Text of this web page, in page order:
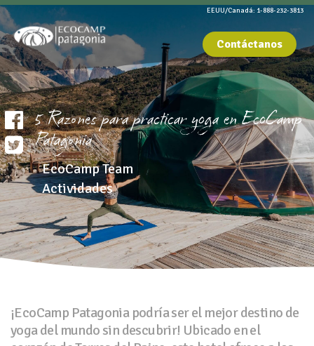
EEUU/Canadá: 1-888-232-3813
Contáctanos
5 Razones para practicar yoga en EcoCamp
Patagonia
EcoCamp Team
Actividades
¡EcoCamp Patagonia podría ser el mejor destino de
yoga del mundo sin descubrir! Ubicado en el